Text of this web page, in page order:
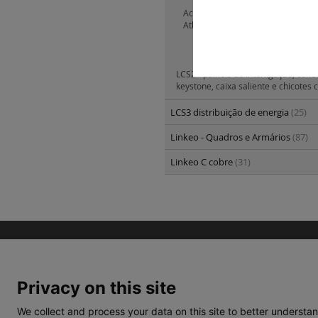
Acessórios para Rack VDI mural
Atlantic e Atlantic Inox e Marina
LCS2 - painéis de interligação,
keystone, caixa saliente e chicotes
LCS3 distribuição de energia (25)
Linkeo - Quadros e Armários(87)
Linkeo C cobre(31)
Privacy on this site
We collect and process your data on this site to better